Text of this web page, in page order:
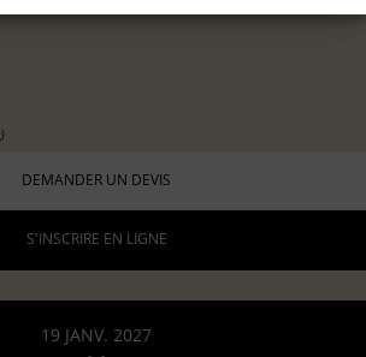
)
DEMANDER UN DEVIS
S'INSCRIRE EN LIGNE
19 JANV. 2027